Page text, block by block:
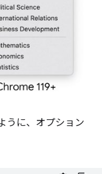
うに、オプション